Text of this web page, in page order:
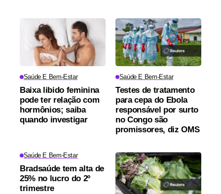
Saúde E Bem-Estar
Baixa libido feminina
pode ter relação com
hormônios; saiba
quando investigar
Saúde E Bem-Estar
Testes de tratamento
para cepa do Ebola
responsável por surto
no Congo são
promissores, diz OMS
Saúde E Bem-Estar
Bradsaúde tem alta de
25% no lucro do 2º
trimestre